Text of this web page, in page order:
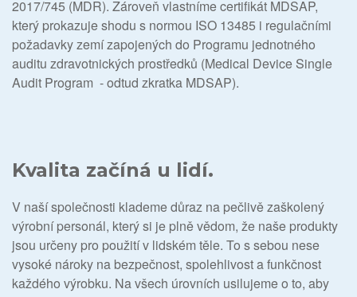
2017/745 (MDR). Zároveň vlastníme certifikát MDSAP,
který prokazuje shodu s normou ISO 13485 i regulačními
požadavky zemí zapojených do Programu jednotného
auditu zdravotnických prostředků (Medical Device Single
Audit Program - odtud zkratka MDSAP).
Kvalita začíná u lidí.
V naší společnosti klademe důraz na pečlivě zaškolený
výrobní personál, který si je plně vědom, že naše produkty
jsou určeny pro použití v lidském těle. To s sebou nese
vysoké nároky na bezpečnost, spolehlivost a funkčnost
každého výrobku. Na všech úrovních usilujeme o to, aby